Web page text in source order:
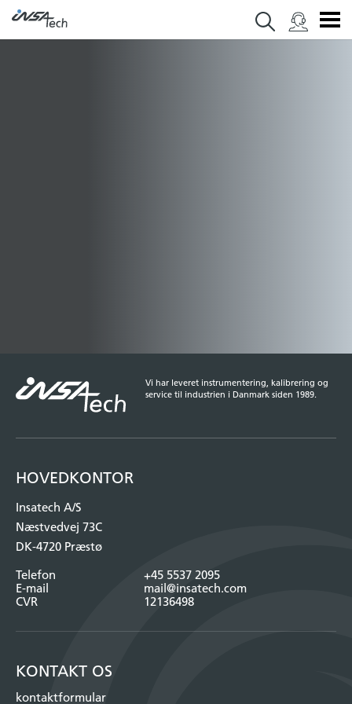
Vi har leveret instrumentering, kalibrering og
service til industrien i Danmark siden 1989.
HOVEDKONTOR
Insatech A/S
Næstvedvej 73C
DK-4720 Præstø
Telefon
+45 5537 2095
E-mail
mail@insatech.com
CVR
12136498
KONTAKT OS
kontaktformular